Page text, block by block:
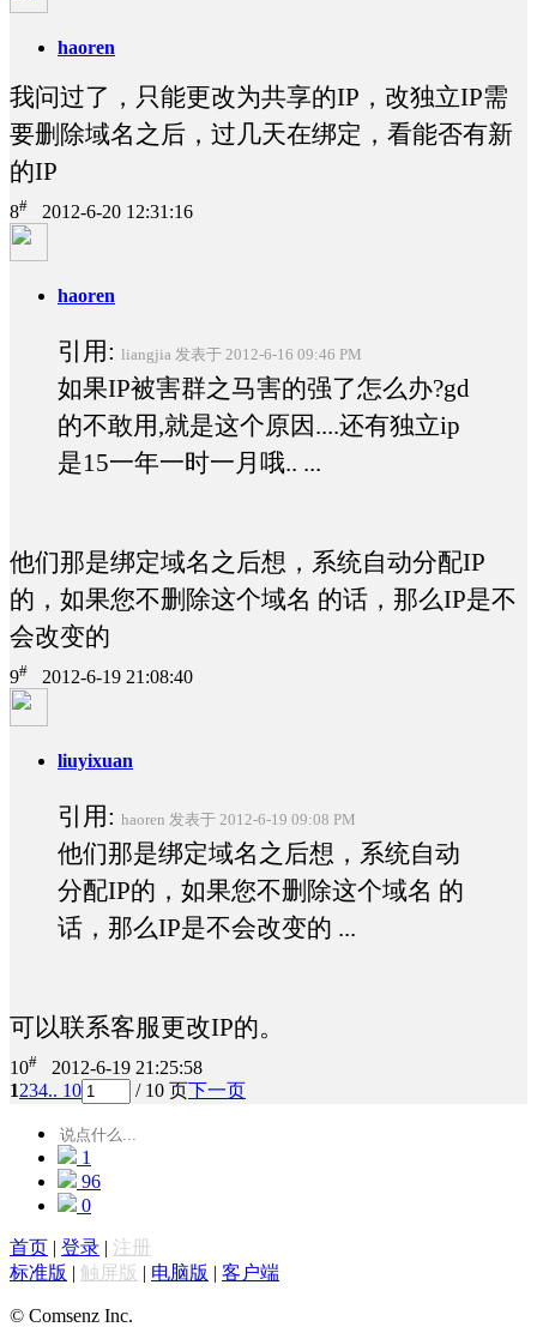
haoren
我问过了，只能更改为共享的IP，改独立IP需
要删除域名之后，过几天在绑定，看能否有新
的IP
8# 2012-6-20 12:31:16
haoren
引用: liangjia 发表于 2012-6-16 09:46 PM
如果IP被害群之马害的强了怎么办?gd
的不敢用,就是这个原因....还有独立ip
是15一年一时一月哦.. ...
他们那是绑定域名之后想，系统自动分配IP
的，如果您不删除这个域名 的话，那么IP是不
会改变的
9# 2012-6-19 21:08:40
liuyixuan
引用: haoren 发表于 2012-6-19 09:08 PM
他们那是绑定域名之后想，系统自动
分配IP的，如果您不删除这个域名 的
话，那么IP是不会改变的 ...
可以联系客服更改IP的。
10# 2012-6-19 21:25:58
1234.. 10 / 10 页下一页
1
96
0
首页 | 登录 | 注册
标准版 | 触屏版 | 电脑版 | 客户端
© Comsenz Inc.